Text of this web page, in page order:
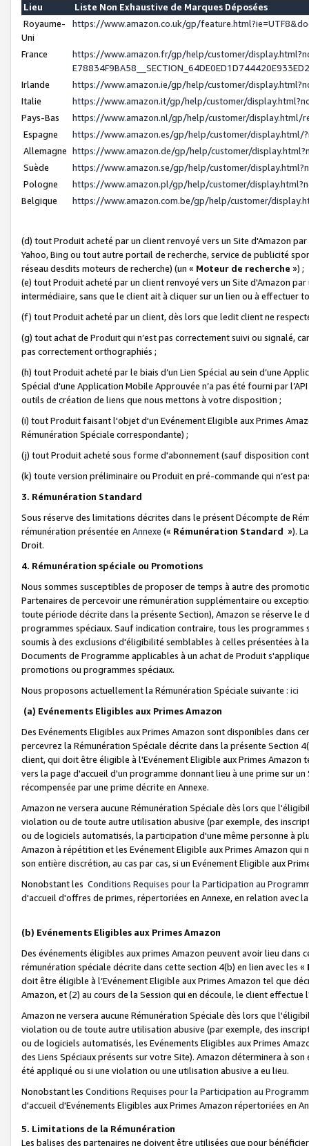
Lieu
Liste Non Exhaustive de Marques Déposées
Royaume-
Uni
https://www.amazon.co.uk/gp/
France
https://www.amazon.fr/gp/help/customer/
Irlande
https://www.amazon.ie/gp/help/customer/
Italie
https://www.amazon.it/gp/help/customer/
Pays-Bas
https://www.amazon.nl/gp/help/customer/display.html/
Espagne
https://www.amazon.es/gp/help/customer/display.html/
Allemagne https://www.amazon.de/gp/help/customer/
Suède
https://www.amazon.se/gp/help/customer/
Pologne
https://www.amazon.pl/gp/help/customer/
Belgique
https://www.amazon.com.be/gp/help/customer/
(d) tout Produit acheté par un client renvoyé vers un Site d'Amazon
Yahoo, Bing ou tout autre portail de recherche, service de publicité
réseau desdits moteurs de recherche) (un « Moteur de recherche ») ;
(e) tout Produit acheté par un client renvoyé vers un Site d'Amazon
intermédiaire, sans que le client ait à cliquer sur un lien ou à
(f) tout Produit acheté par un client, dès lors que ledit client ne
(g) tout achat de Produit qui n’est pas correctement suivi ou signalé,
pas correctement orthographiés ;
(h) tout Produit acheté par le biais d’un Lien Spécial au sein d’une
Spécial d'une Application Mobile Approuvée n’a pas été fourni par
outils de création de liens que nous mettons à votre disposition ;
(i) tout Produit faisant l'objet d'un Evénement Eligible aux Primes
Rémunération Spéciale correspondante) ;
(j) tout Produit acheté sous forme d'abonnement (sauf disposition
(k) toute version préliminaire ou Produit en pré-commande qui n’est
3. Rémunération Standard
Sous réserve des limitations décrites dans le présent Décompte de
rémunération présentée en Annexe (« Rémunération Standard »).
Droit.
4. Rémunération spéciale ou Promotions
Nous sommes susceptibles de proposer de temps à autre des
Partenaires de percevoir une rémunération supplémentaire ou
toute période décrite dans la présente Section), Amazon se réserve
programmes spéciaux. Sauf indication contraire, tous les
soumis à des exclusions d'éligibilité semblables à celles présentées à
Documents de Programme applicables à un achat de Produit
promotions ou programmes spéciaux.
Nous proposons actuellement la Rémunération Spéciale suivante : ici
(a) Evénements Eligibles aux Primes Amazon
Des Evénements Eligibles aux Primes Amazon sont disponibles dans
percevrez la Rémunération Spéciale décrite dans la présente Section
client, qui doit être éligible à l'Evénement Eligible aux Primes Amazon
vers la page d'accueil d'un programme donnant lieu à une prime sur
récompensée par une prime décrite en Annexe.
Amazon ne versera aucune Rémunération Spéciale dès lors que
violation ou de toute autre utilisation abusive (par exemple, des
ou de logiciels automatisés, la participation d'une même personne à
Amazon à répétition et les Evénement Eligible aux Primes Amazon qui
son entière discrétion, au cas par cas, si un Evénement Eligible aux
Nonobstant les Conditions Requises pour la Participation au
d'accueil d'offres de primes, répertoriées en Annexe, en relation avec
(b) Evénements Eligibles aux Primes Amazon
Des événements éligibles aux primes Amazon peuvent avoir lieu dans
rémunération spéciale décrite dans cette section 4(b) en lien avec les «
doit être éligible à l’Evénement Eligible aux Primes Amazon tel que
Amazon, et (2) au cours de la Session qui en découle, le client
Amazon ne versera aucune Rémunération Spéciale dès lors que
violation ou de toute autre utilisation abusive (par exemple, des
ou de logiciels automatisés, les Evénements Eligibles aux Primes
des Liens Spéciaux présents sur votre Site). Amazon déterminera à
été appliqué ou si une violation ou une utilisation abusive a eu lieu.
Nonobstant les Conditions Requises pour la Participation au
d'accueil d'Evénements Eligibles aux Primes Amazon répertoriées en
5. Limitations de la Rémunération
Les balises des partenaires ne doivent être utilisées que pour